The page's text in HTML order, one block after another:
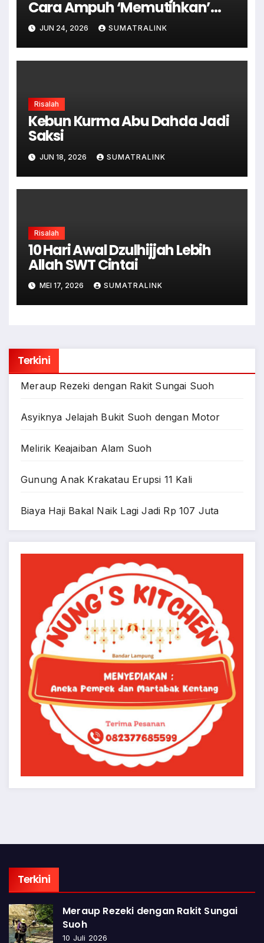
Cara Ampuh ‘Memutihkan’
Dosa
JUN 24, 2026 SUMATRALINK
Risalah
Kebun Kurma Abu Dahda Jadi
Saksi
JUN 18, 2026 SUMATRALINK
Risalah
10 Hari Awal Dzulhijjah Lebih
Allah SWT Cintai
MEI 17, 2026 SUMATRALINK
Terkini
Meraup Rezeki dengan Rakit Sungai Suoh
Asyiknya Jelajah Bukit Suoh dengan Motor
Melirik Keajaiban Alam Suoh
Gunung Anak Krakatau Erupsi 11 Kali
Biaya Haji Bakal Naik Lagi Jadi Rp 107 Juta
Terkini
Meraup Rezeki dengan Rakit Sungai
Suoh
10 Juli 2026